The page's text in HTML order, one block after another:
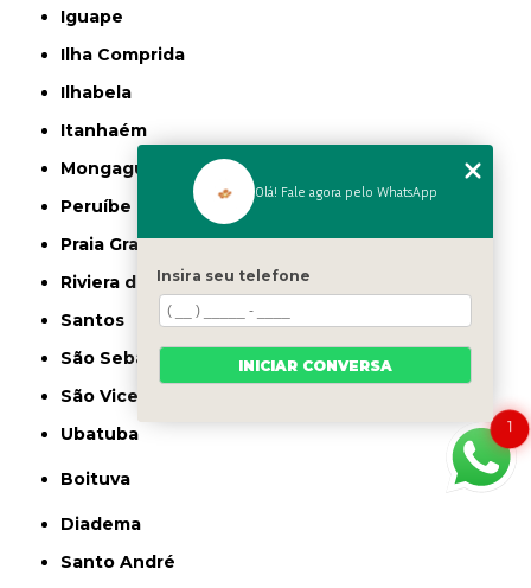
Iguape
Ilha Comprida
Ilhabela
Itanhaém
Mongaguá
Peruíbe
Praia Grande
Riviera de São Lourenço
Santos
São Sebastião
São Vicente
Ubatuba
Boituva
Diadema
Santo André
1
Olá! Fale agora pelo WhatsApp
Insira seu telefone
INICIAR CONVERSA